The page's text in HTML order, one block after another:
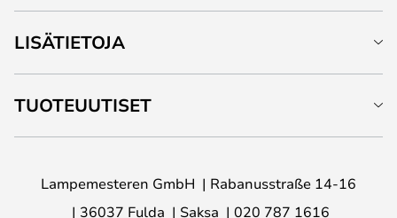
LISÄTIETOJA
TUOTEUUTISET
Lampemesteren GmbH
Rabanusstraße 14-16
36037 Fulda
Saksa 020 787 1616